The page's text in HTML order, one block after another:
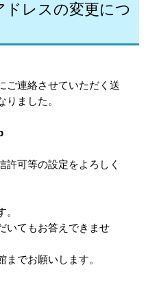
ドレスの変更につ
ご連絡させていただく送
ました。
許可等の設定をよろしく
いてもお答えできませ
でお願いします。